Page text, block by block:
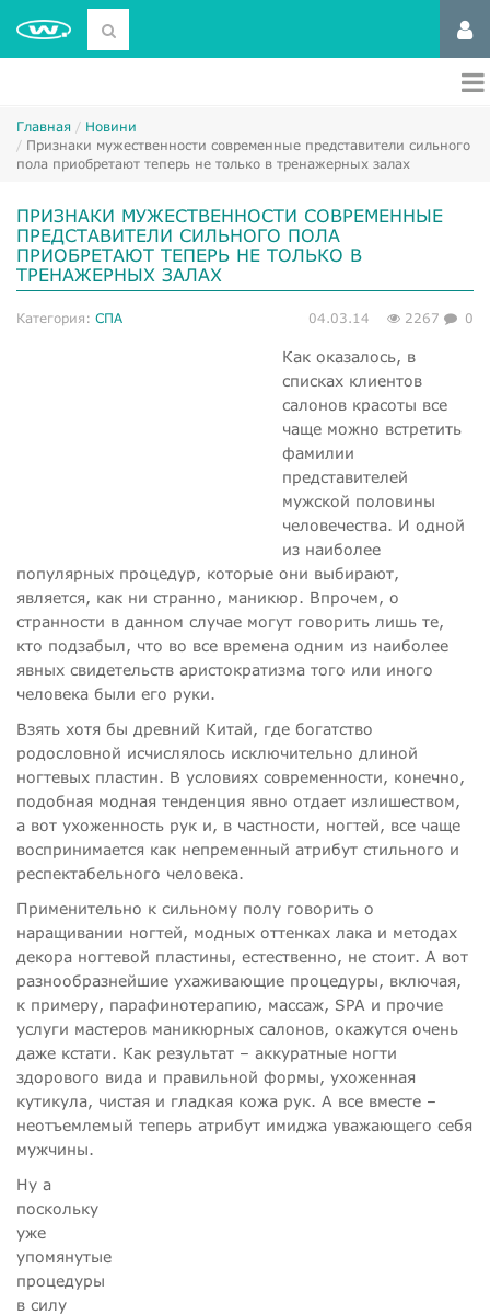
Главная
Новини
Признаки мужественности современные представители сильного
пола приобретают теперь не только в тренажерных залах
ПРИЗНАКИ МУЖЕСТВЕННОСТИ СОВРЕМЕННЫЕ
ПРЕДСТАВИТЕЛИ СИЛЬНОГО ПОЛА
ПРИОБРЕТАЮТ ТЕПЕРЬ НЕ ТОЛЬКО В
ТРЕНАЖЕРНЫХ ЗАЛАХ
Категория: СПА 04.03.14 2267 0
Как оказалось, в
списках клиентов
салонов красоты все
чаще можно встретить
фамилии
представителей
мужской половины
человечества. И одной
из наиболее
популярных процедур, которые они выбирают,
является, как ни странно, маникюр. Впрочем, о
странности в данном случае могут говорить лишь те,
кто подзабыл, что во все времена одним из наиболее
явных свидетельств аристократизма того или иного
человека были его руки.
Взять хотя бы древний Китай, где богатство
родословной исчислялось исключительно длиной
ногтевых пластин. В условиях современности, конечно,
подобная модная тенденция явно отдает излишеством,
а вот ухоженность рук и, в частности, ногтей, все чаще
воспринимается как непременный атрибут стильного и
респектабельного человека.
Применительно к сильному полу говорить о
наращивании ногтей, модных оттенках лака и методах
декора ногтевой пластины, естественно, не стоит. А вот
разнообразнейшие ухаживающие процедуры, включая,
к примеру, парафинотерапию, массаж, SPA и прочие
услуги мастеров маникюрных салонов, окажутся очень
даже кстати. Как результат – аккуратные ногти
здорового вида и правильной формы, ухоженная
кутикула, чистая и гладкая кожа рук. А все вместе –
неотъемлемый теперь атрибут имиджа уважающего себя
мужчины.
Ну а
поскольку
уже
упомянутые
процедуры
в силу